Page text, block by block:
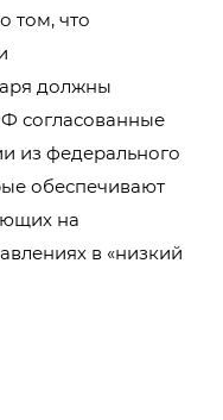
том, что
должны
согласованные
из федерального
обеспечивают
на
в «низкий